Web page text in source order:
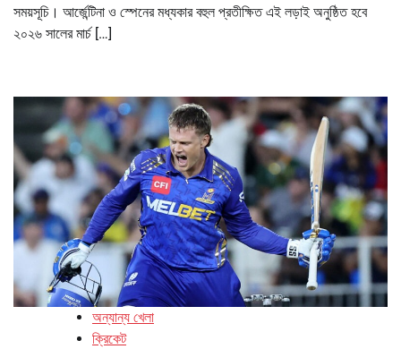
সময়সূচি। আর্জেন্টিনা ও স্পেনের মধ্যকার বহুল প্রতীক্ষিত এই লড়াই অনুষ্ঠিত হবে
২০২৬ সালের মার্চ […]
অন্যান্য খেলা
ক্রিকেট